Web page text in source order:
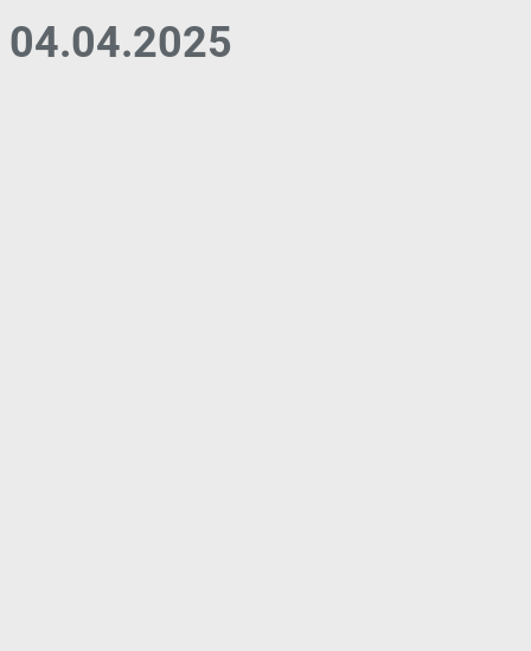
04.04.2025